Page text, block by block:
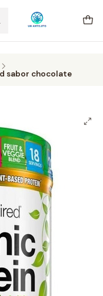
Envío GRATIS mismo
desde CLP 39.900.
14 hrs.
sabor chocolate